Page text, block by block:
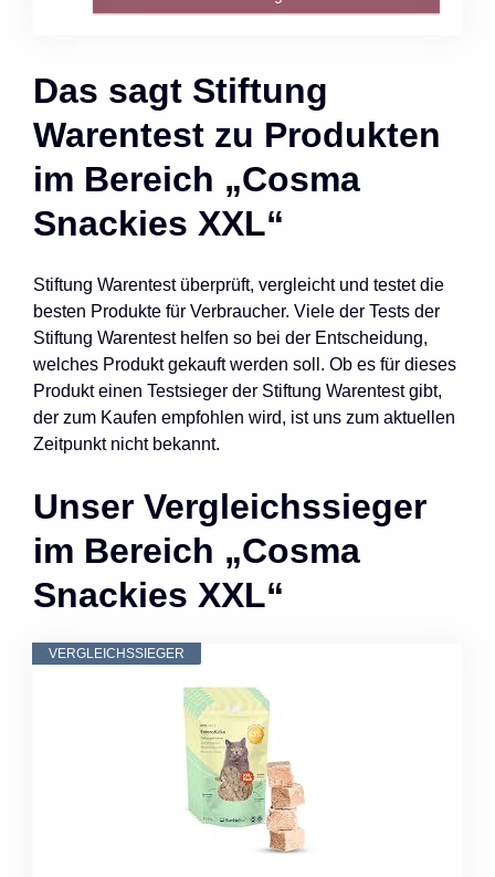
Das sagt Stiftung
Warentest zu Produkten
im Bereich „Cosma
Snackies XXL“
Stiftung Warentest überprüft, vergleicht und testet die
besten Produkte für Verbraucher. Viele der Tests der
Stiftung Warentest helfen so bei der Entscheidung,
welches Produkt gekauft werden soll. Ob es für dieses
Produkt einen Testsieger der Stiftung Warentest gibt,
der zum Kaufen empfohlen wird, ist uns zum aktuellen
Zeitpunkt nicht bekannt.
Unser Vergleichssieger
im Bereich „Cosma
Snackies XXL“
VERGLEICHSSIEGER